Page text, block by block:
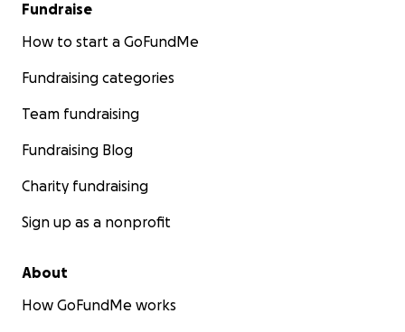
Fundraise
How to start a GoFundMe
Fundraising categories
Team fundraising
Fundraising Blog
Charity fundraising
Sign up as a nonprofit
About
How GoFundMe works